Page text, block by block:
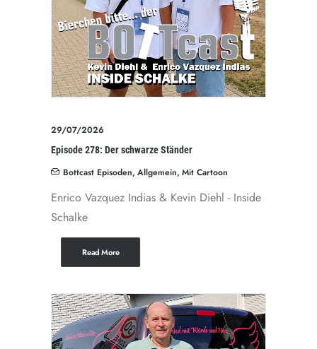
29/07/2026
Episode 278: Der schwarze Ständer
Bottcast Episoden, Allgemein, Mit Cartoon
Enrico Vazquez Indias & Kevin Diehl - Inside
Schalke
Read More